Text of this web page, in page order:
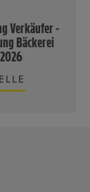
Verkäufer -
Bäckerei